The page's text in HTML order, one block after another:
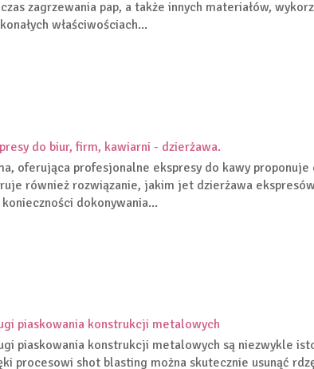
zagrzewania pap, a także innych materiałów,
właściwościach...
do biur, firm, kawiarni - dzierżawa.
oferująca profesjonalne ekspresy do kawy
również rozwiązanie, jakim jet dzierżawa
konieczności dokonywania...
piaskowania konstrukcji metalowych
piaskowania konstrukcji metalowych są niezwykle
procesowi shot blasting można skutecznie usunąć